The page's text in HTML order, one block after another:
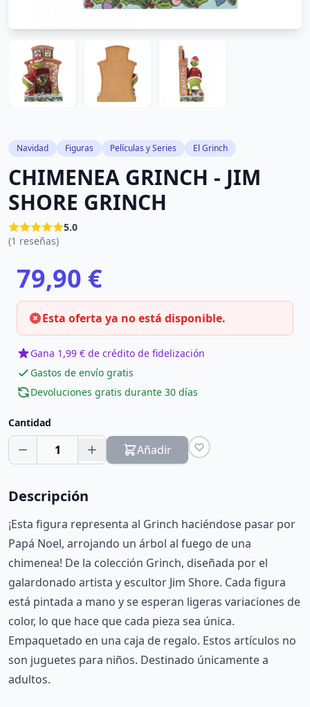
Navidad Figuras Películas y Series El Grinch
CHIMENEA GRINCH - JIM
SHORE GRINCH
5.0
(1 reseñas)
79,90 €
Esta oferta ya no está disponible.
Gana 1,99 € de crédito de fidelización
Gastos de envío gratis
Devoluciones gratis durante 30 días
Cantidad
1 Añadir
Descripción
¡Esta figura representa al Grinch haciéndose pasar por
Papá Noel, arrojando un árbol al fuego de una
chimenea! De la colección Grinch, diseñada por el
galardonado artista y escultor Jim Shore. Cada figura
está pintada a mano y se esperan ligeras variaciones de
color, lo que hace que cada pieza sea única.
Empaquetado en una caja de regalo. Estos artículos no
son juguetes para niños. Destinado únicamente a
adultos.